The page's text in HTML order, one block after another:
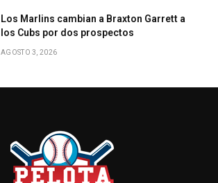
Los Marlins cambian a Braxton Garrett a
los Cubs por dos prospectos
AGOSTO 3, 2026